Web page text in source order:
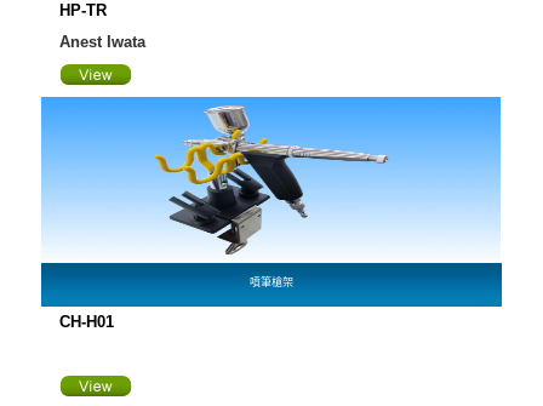
HP-TR
Anest Iwata
噴筆槍架
CH-H01